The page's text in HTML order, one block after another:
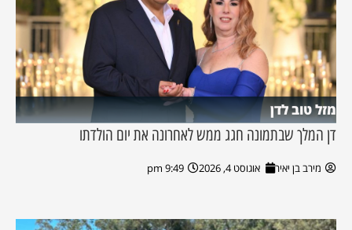
מזל טוב לדן
דן המלך שבתמונה חגג ממש לאחרונה את יום הולדתו
מירב בן יאיר אוגוסט 4, 2026 9:49 pm